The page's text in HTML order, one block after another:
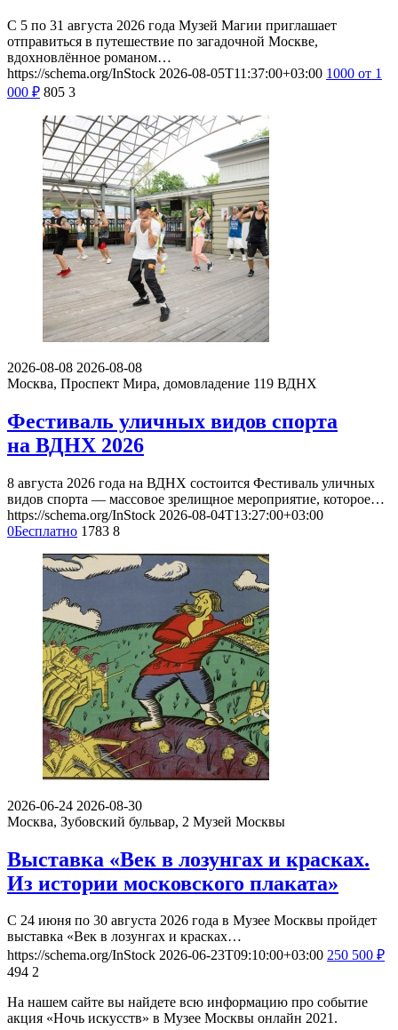
С 5 по 31 августа 2026 года Музей Магии приглашает
отправиться в путешествие по загадочной Москве,
вдохновлённое романом…
https://schema.org/InStock 2026-08-05T11:37:00+03:00 1000 от 1
000 ₽ 805 3
2026-08-08 2026-08-08
Москва, Проспект Мира, домовладение 119 ВДНХ
Фестиваль уличных видов спорта
на ВДНХ 2026
8 августа 2026 года на ВДНХ состоится Фестиваль уличных
видов спорта — массовое зрелищное мероприятие, которое…
https://schema.org/InStock 2026-08-04T13:27:00+03:00
0Бесплатно 1783 8
2026-06-24 2026-08-30
Москва, Зубовский бульвар, 2 Музей Москвы
Выставка «Век в лозунгах и красках.
Из истории московского плаката»
С 24 июня по 30 августа 2026 года в Музее Москвы пройдет
выставка «Век в лозунгах и красках…
https://schema.org/InStock 2026-06-23T09:10:00+03:00 250 500 ₽
494 2
На нашем сайте вы найдете всю информацию про событие
акция «Ночь искусств» в Музее Москвы онлайн 2021.